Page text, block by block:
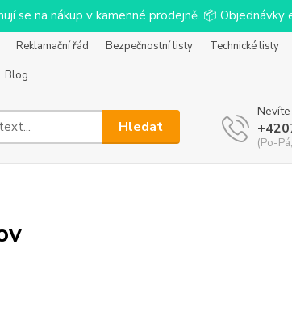
se na nákup v kamenné prodejně. 📦
Reklamační řád Bezpečnostní listy Technické listy
Blog
Hledat
(Po-